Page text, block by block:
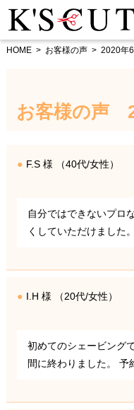
HOME お客様の声 2020年6
お客様の声
F.S 様 （40代/女性）
自分ではできないプロ
くしていただけました
I.H 様 （20代/女性）
初めてのシェービング
間に終わりました。 予